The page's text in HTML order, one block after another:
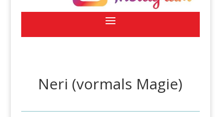
Neri (vormals Magie)